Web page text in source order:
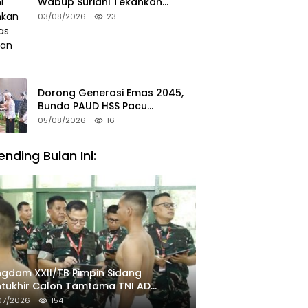
Kualitas Layanan Publik
03/08/2026 23
Dorong Generasi Emas 2045,
Bunda PAUD HSS Pacu
Kompetensi Guru dan
05/08/2026 16
Bulan Ini:
XXII/TB Pimpin Sidang
Calon Tamtama TNI AD
II TA 2026
2026 154